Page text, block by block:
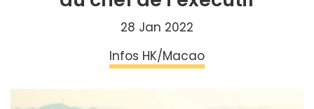
28 Jan 2022
Infos HK/Macao